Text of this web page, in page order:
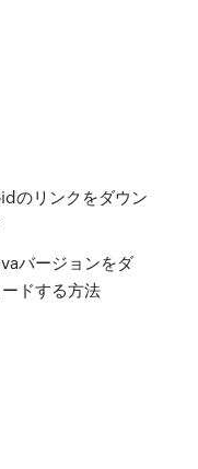
のリンクをダウン
バージョンをダ
ドする方法